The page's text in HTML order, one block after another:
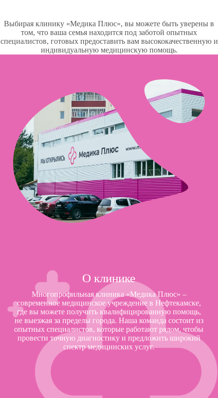
Выбирая клинику «Медика Плюс», вы можете быть уверены в
том, что ваша семья находится под заботой опытных
специалистов, готовых предоставить вам высококачественную и
индивидуальную медицинскую помощь.
О клинике
Многопрофильная клиника «Медика Плюс» –
современное медицинское учреждение в Нефтекамске,
где вы можете получить квалифицированную помощь,
не выезжая за пределы города. Наша команда состоит из
опытных специалистов, которые работают рядом, чтобы
провести точную диагностику и предложить широкий
спектр медицинских услуг.